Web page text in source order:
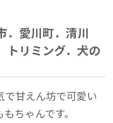
．愛川町．清川
トリミング．犬の
で甘えん坊で可愛い
ちゃんです。